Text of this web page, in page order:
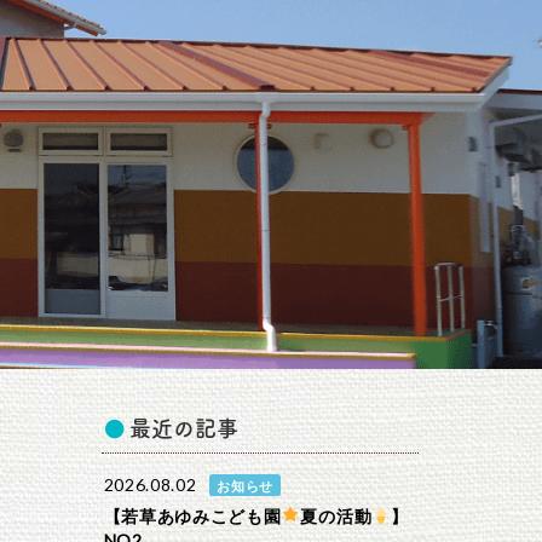
最近の記事
2026.08.02 お知らせ
【若草あゆみこども園 夏の活動
】